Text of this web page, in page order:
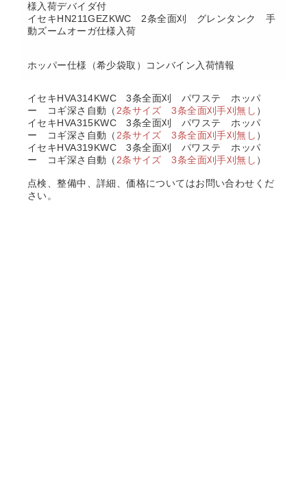
様入荷デバイダ付
イセキHN211GEZKWC 2条全面刈 グレンタンク 手
動ズームオーガ仕様入荷
ホッパー仕様（希少袋取）コンバイン入荷情報
イセキHVA314KWC 3条全面刈 パワステ ホッパ
ー コギ深さ自動（ 2条サイズ 3条全面刈手刈無し ）
イセキHVA315KWC 3条全面刈 パワステ ホッパ
ー コギ深さ自動（ 2条サイズ 3条全面刈手刈無し ）
イセキHVA319KWC 3条全面刈 パワステ ホッパ
ー コギ深さ自動（ 2条サイズ 3条全面刈手刈無し ）
点検、整備中、詳細、価格についてはお問い合わせくだ
さい。